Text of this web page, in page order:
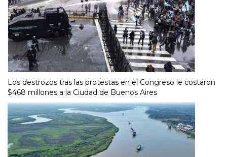
Los destrozos tras las protestas en el Congreso le costaron
$468 millones a la Ciudad de Buenos Aires